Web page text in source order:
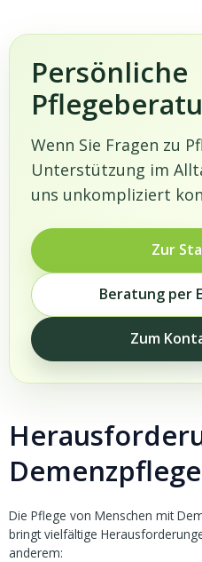
Persönliche
Wenn Sie Fragen zu
Unterstützung im
uns unkompliziert
Zur
Beratung per
Zum
Die Pflege von Menschen mit
bringt vielfältige
anderem: